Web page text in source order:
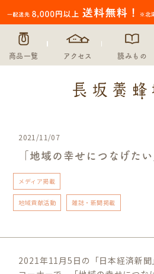
商品一覧 アクセス 読みもの
2021/11/07
「地域の幸せにつなげた
メディア掲載
地域貢献活動 雑誌・新聞掲載
2021年11月5日の「日本経済新